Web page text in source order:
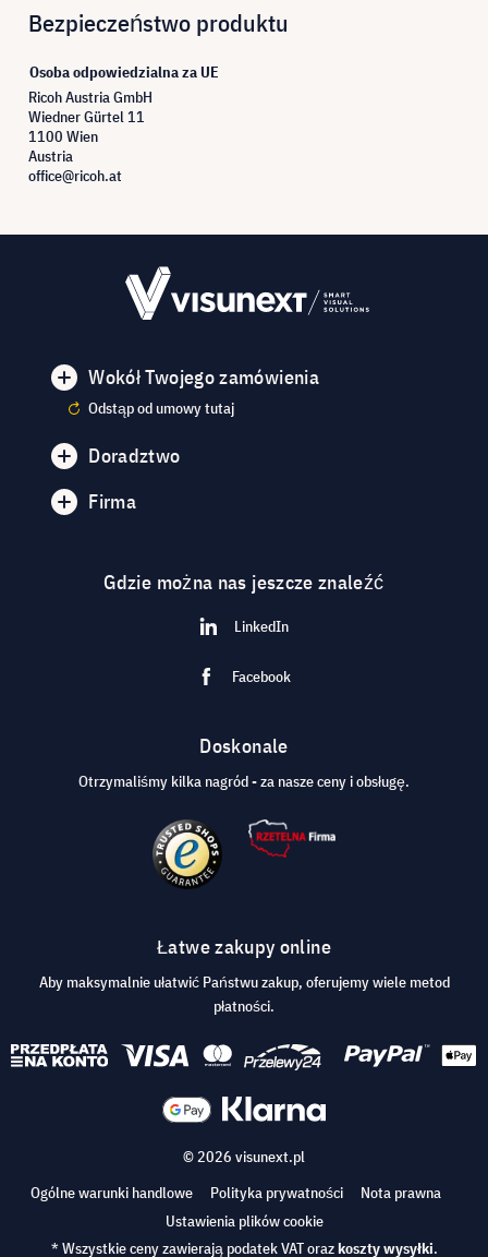
Bezpieczeństwo produktu
Osoba odpowiedzialna za UE
Ricoh Austria GmbH
Wiedner Gürtel 11
1100 Wien
Austria
office@ricoh.at
Wokół Twojego zamówienia
Odstąp od umowy tutaj
Doradztwo
Firma
Gdzie można nas jeszcze znaleźć
LinkedIn
Facebook
Doskonale
Otrzymaliśmy kilka nagród - za nasze ceny i obsługę.
Łatwe zakupy online
Aby maksymalnie ułatwić Państwu zakup, oferujemy wiele metod
płatności.
© 2026 visunext.pl
Ogólne warunki handlowe
Polityka prywatności
Nota prawna
Ustawienia plików cookie
* Wszystkie ceny zawierają podatek VAT orazkoszty wysyłki.